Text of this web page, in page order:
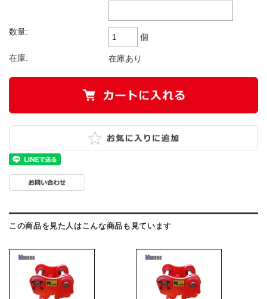
数量:
個
在庫: 在庫あり
この商品を見た人はこんな商品も見ています